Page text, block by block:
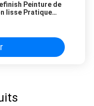
Peinture de
lisse Pratique